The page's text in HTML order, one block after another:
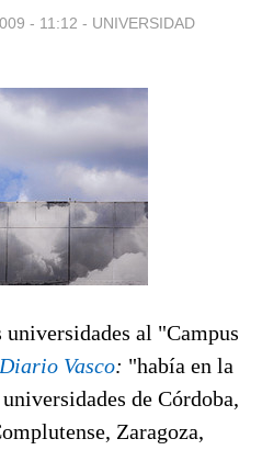
- 11:12 - UNIVERSIDAD
universidades al "Campus
Diario Vasco: "había en la
de Córdoba,
Zaragoza,